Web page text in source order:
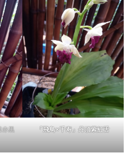
赤黒
「飛鳥×千寿」丹頂紫紅舌